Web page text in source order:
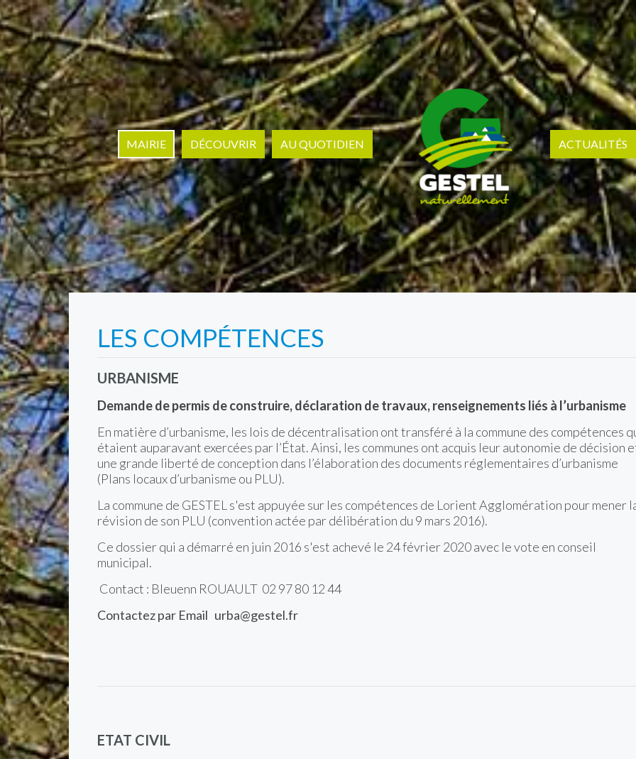
MAIRIE DÉCOUVRIR AU QUOTIDIEN ACTUALITÉS
LES COMPÉTENCES
URBANISME
Demande de permis de construire, déclaration de travaux, renseignements liés à l’urbanisme
En matière d’urbanisme, les lois de décentralisation ont transféré à la commune des compétences
étaient auparavant exercées par l’État. Ainsi, les communes ont acquis leur autonomie de décision
une grande liberté de conception dans l’élaboration des documents réglementaires d’urbanisme
(Plans locaux d’urbanisme ou PLU).
La commune de GESTEL s'est appuyée sur les compétences de Lorient Agglomération pour mener
révision de son PLU (convention actée par délibération du 9 mars 2016).
Ce dossier qui a démarré en juin 2016 s'est achevé le 24 février 2020 avec le vote en conseil
municipal.
Contact : Bleuenn ROUAULT 02 97 80 12 44
Contactez par Email urba@gestel.fr
ETAT CIVIL